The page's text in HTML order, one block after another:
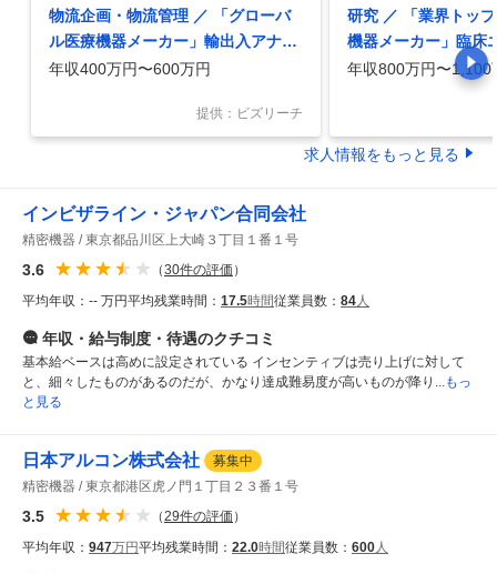
物流企画・物流管理 ／ 「グローバ
ル医療機器メーカー」輸出入アナリ
スト（通関・国際物流）／品川・ハ
年収400万円〜600万円
提供：ビズリーチ
研究 ／ 「業界トッ
機器メーカー」臨床
る Clinical
（市販後臨床研究）
年収800万円〜1,100
求人情報をもっと見る
インビザライン・ジャパン合同会社
精密機器 東京都品川区上大崎３丁目１番１号
3.6 （30件の評価 ）
平均年収： -- 万円平均残業時間： 17.5時間従業員数： 84人
年収・給与制度・待遇のクチコミ
基本給ベースは高めに設定されている インセンティブは売り上げに対して
と、細々したものがあるのだが、かなり達成難易度が高いものが降り ...もっ
と見る
日本アルコン株式会社
募集中
精密機器
東京都港区虎ノ門１丁目２３番１号
3.5 （29件の評価 ）
平均年収： 947万円平均残業時間： 22.0時間従業員数： 600 人